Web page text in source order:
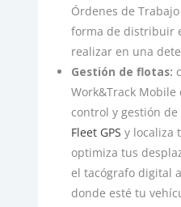
Órdenes de
forma de distribuir
realizar en una
Gestión de flotas:
Work&Track Mobile
control y gestión de
Fleet GPS y localiza
optimiza tus
el tacógrafo digital
donde esté tu